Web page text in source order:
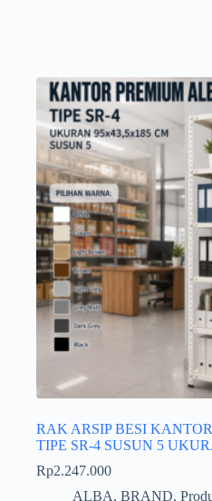
RAK ARSIP BESI
TIPE SR-4 SUSUN 5
Rp2.247.000
ALBA, BRAND,